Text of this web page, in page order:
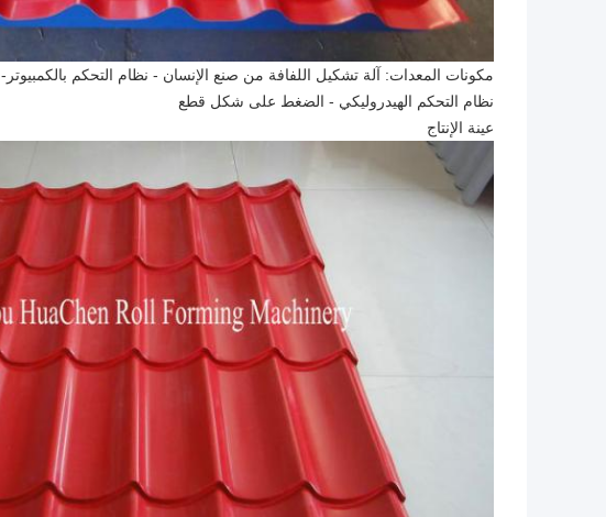
مكونات المعدات: آلة تشكيل اللفافة من صنع الإنسان - نظام التحكم بالكمبيوتر-
نظام التحكم الهيدروليكي - الضغط على شكل قطع
عينة الإنتاج